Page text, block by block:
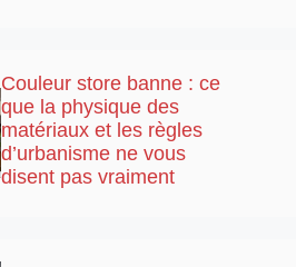
Couleur store banne : ce
que la physique des
matériaux et les règles
d’urbanisme ne vous
disent pas vraiment